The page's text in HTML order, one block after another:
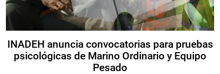
INADEH anuncia convocatorias para pruebas
psicológicas de Marino Ordinario y Equipo
Pesado